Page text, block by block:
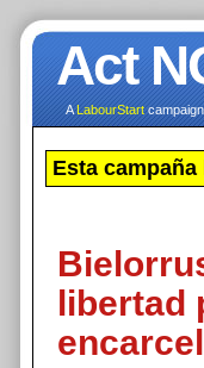
Act
ALabourStart
Esta
libertad